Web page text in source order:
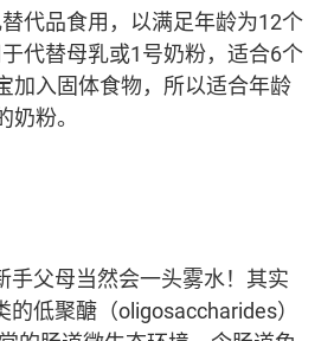
代品食用，以满足年龄为12个
代替母乳或1号奶粉，适合6个
加入固体食物，所以适合年龄
粉。
父母当然会一头雾水！其实
低聚醣（oligosaccharides）